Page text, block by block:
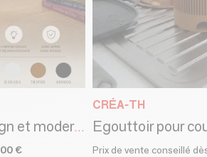
Embase Flowers design et moderne en 3D pour petit ampoule
€
CRÉA-TH
Egouttoir pour
Prix de vente conseillé